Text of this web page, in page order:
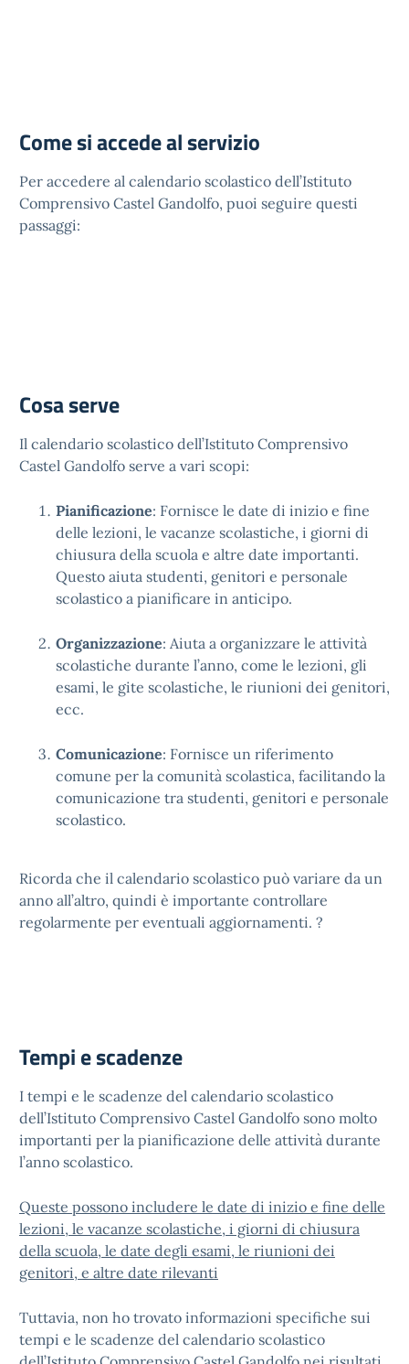
Come si accede al servizio
Per accedere al calendario scolastico dell’Istituto
Comprensivo Castel Gandolfo, puoi seguire questi
passaggi:
Cosa serve
Il calendario scolastico dell’Istituto Comprensivo
Castel Gandolfo serve a vari scopi:
Pianificazione: Fornisce le date di inizio e fine
delle lezioni, le vacanze scolastiche, i giorni di
chiusura della scuola e altre date importanti.
Questo aiuta studenti, genitori e personale
scolastico a pianificare in anticipo.
Organizzazione: Aiuta a organizzare le attività
scolastiche durante l’anno, come le lezioni, gli
esami, le gite scolastiche, le riunioni dei genitori,
ecc.
Comunicazione: Fornisce un riferimento
comune per la comunità scolastica, facilitando la
comunicazione tra studenti, genitori e personale
scolastico.
Ricorda che il calendario scolastico può variare da un
anno all’altro, quindi è importante controllare
regolarmente per eventuali aggiornamenti. ?
Tempi e scadenze
I tempi e le scadenze del calendario scolastico
dell’Istituto Comprensivo Castel Gandolfo sono molto
importanti per la pianificazione delle attività durante
l’anno scolastico.
Queste possono includere le date di inizio e fine delle
lezioni, le vacanze scolastiche, i giorni di chiusura
della scuola, le date degli esami, le riunioni dei
genitori, e altre date rilevanti
Tuttavia, non ho trovato informazioni specifiche sui
tempi e le scadenze del calendario scolastico